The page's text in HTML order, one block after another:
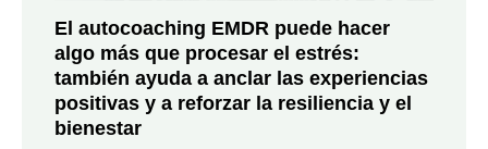
El autocoaching EMDR puede hacer
algo más que procesar el estrés:
también ayuda a anclar las experiencias
positivas y a reforzar la resiliencia y el
bienestar